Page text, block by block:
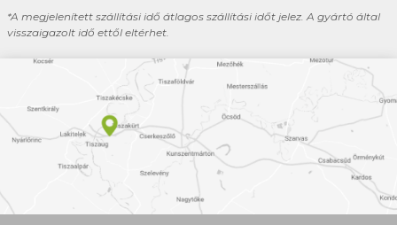
*A megjelenített szállítási idő átlagos szállítási időt jelez. A gyártó által
visszaigazolt idő ettől eltérhet.